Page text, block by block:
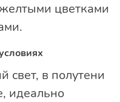
цветками
свет, в полутени
идеально